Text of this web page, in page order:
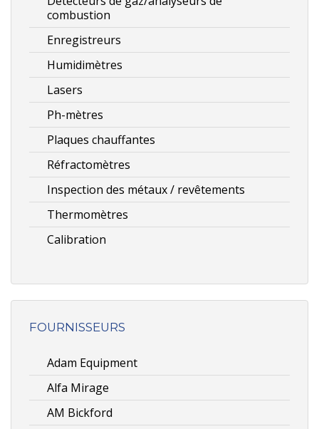
combustion
Enregistreurs
Humidimètres
Lasers
Ph-mètres
Plaques chauffantes
Réfractomètres
Inspection des métaux / revêtements
Thermomètres
Calibration
FOURNISSEURS
Adam Equipment
Alfa Mirage
AM Bickford